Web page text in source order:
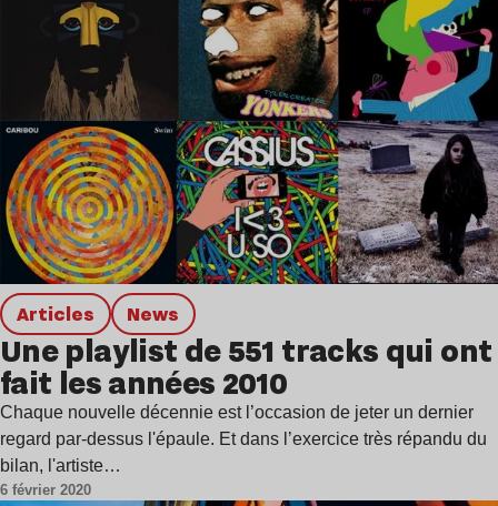
Articles news
Une playlist de 551 tracks qui ont
fait les années 2010
Chaque nouvelle décennie est l’occasion de jeter un dernier
regard par-dessus l'épaule. Et dans l’exercice très répandu du
bilan, l'artiste…
6 février 2020